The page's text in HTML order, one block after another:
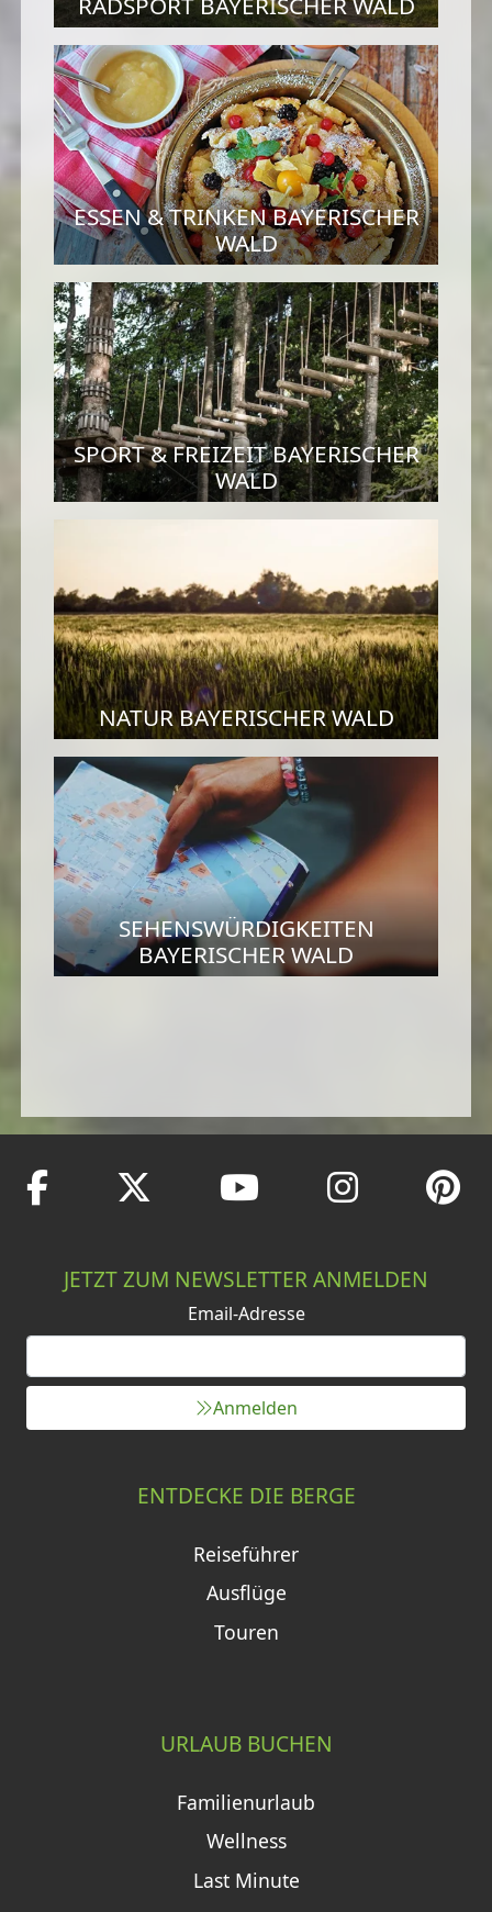
ESSEN & TRINKEN BAYERISCHER
WALD
SPORT & FREIZEIT BAYERISCHER
WALD
NATUR BAYERISCHER WALD
SEHENSWÜRDIGKEITEN
BAYERISCHER WALD
JETZT ZUM NEWSLETTER ANMELDEN
Email-Adresse
Anmelden
ENTDECKE DIE BERGE
Reiseführer
Ausflüge
Touren
URLAUB BUCHEN
Familienurlaub
Wellness
Last Minute